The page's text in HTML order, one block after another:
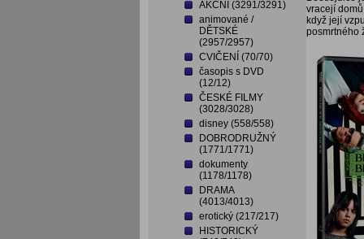
AKČNÍ (3291/3291)
animované /
DĚTSKÉ
(2957/2957)
CVIČENÍ (70/70)
časopis s DVD
(12/12)
ČESKÉ FILMY
(3028/3028)
disney (558/558)
DOBRODRUŽNÝ
(1771/1771)
dokumenty
(1178/1178)
DRAMA
(4013/4013)
erotický (217/217)
HISTORICKÝ
vracejí
když její
posmrtného